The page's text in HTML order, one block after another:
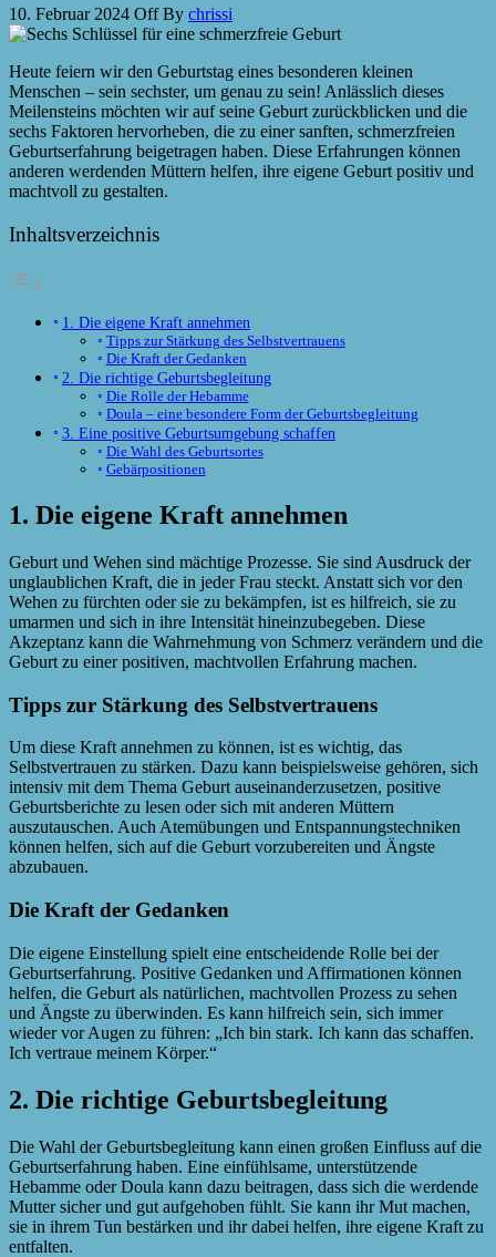
10. Februar 2024 OffBy chrissi
Heute feiern wir den Geburtstag eines besonderen kleinen
Menschen – sein sechster, um genau zu sein! Anlässlich dieses
Meilensteins möchten wir auf seine Geburt zurückblicken und die
sechs Faktoren hervorheben, die zu einer sanften, schmerzfreien
Geburtserfahrung beigetragen haben. Diese Erfahrungen können
anderen werdenden Müttern helfen, ihre eigene Geburt positiv und
machtvoll zu gestalten.
Inhaltsverzeichnis
1. Die eigene Kraft annehmen
Tipps zur Stärkung des Selbstvertrauens
Die Kraft der Gedanken
2. Die richtige Geburtsbegleitung
Die Rolle der Hebamme
Doula – eine besondere Form der Geburtsbegleitung
3. Eine positive Geburtsumgebung schaffen
Die Wahl des Geburtsortes
Gebärpositionen
1. Die eigene Kraft annehmen
Geburt und Wehen sind mächtige Prozesse. Sie sind Ausdruck der
unglaublichen Kraft, die in jeder Frau steckt. Anstatt sich vor den
Wehen zu fürchten oder sie zu bekämpfen, ist es hilfreich, sie zu
umarmen und sich in ihre Intensität hineinzubegeben. Diese
Akzeptanz kann die Wahrnehmung von Schmerz verändern und die
Geburt zu einer positiven, machtvollen Erfahrung machen.
Tipps zur Stärkung des Selbstvertrauens
Um diese Kraft annehmen zu können, ist es wichtig, das
Selbstvertrauen zu stärken. Dazu kann beispielsweise gehören, sich
intensiv mit dem Thema Geburt auseinanderzusetzen, positive
Geburtsberichte zu lesen oder sich mit anderen Müttern
auszutauschen. Auch Atemübungen und Entspannungstechniken
können helfen, sich auf die Geburt vorzubereiten und Ängste
abzubauen.
Die Kraft der Gedanken
Die eigene Einstellung spielt eine entscheidende Rolle bei der
Geburtserfahrung. Positive Gedanken und Affirmationen können
helfen, die Geburt als natürlichen, machtvollen Prozess zu sehen
und Ängste zu überwinden. Es kann hilfreich sein, sich immer
wieder vor Augen zu führen: „Ich bin stark. Ich kann das schaffen.
Ich vertraue meinem Körper.“
2. Die richtige Geburtsbegleitung
Die Wahl der Geburtsbegleitung kann einen großen Einfluss auf die
Geburtserfahrung haben. Eine einfühlsame, unterstützende
Hebamme oder Doula kann dazu beitragen, dass sich die werdende
Mutter sicher und gut aufgehoben fühlt. Sie kann ihr Mut machen,
sie in ihrem Tun bestärken und ihr dabei helfen, ihre eigene Kraft zu
entfalten.